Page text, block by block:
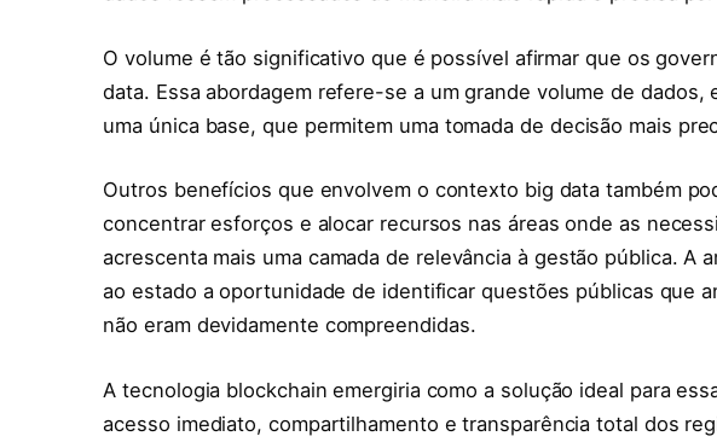
O volume é tão significativo que é possível afirmar que os
data. Essa abordagem refere-se a um grande volume de
uma única base, que permitem uma tomada de decisão mais
Outros benefícios que envolvem o contexto big data também
concentrar esforços e alocar recursos nas áreas onde as
acrescenta mais uma camada de relevância à gestão pública. A
ao estado a oportunidade de identificar questões públicas que
não eram devidamente compreendidas.
A tecnologia blockchain emergiria como a solução ideal para
acesso imediato, compartilhamento e transparência total dos